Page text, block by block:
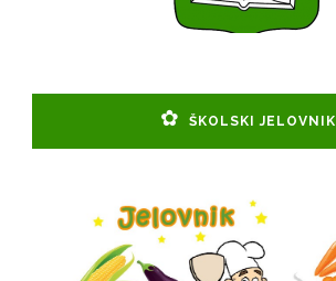
ŠKOLSKI JELOVNIK